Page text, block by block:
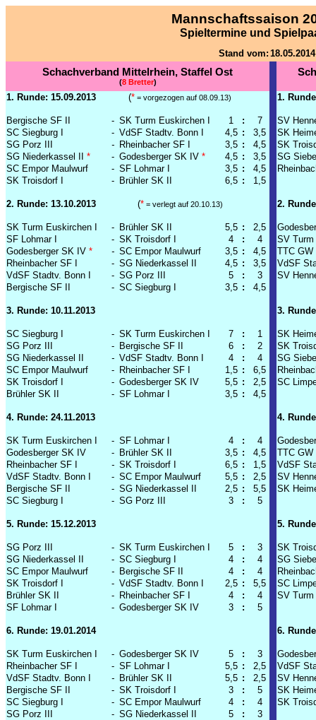
Mannschaftssaison
Spieltermine und
Stand vom: 18.05.2014
Schachverband Mittelrhein, Staffel Ost
(8 Bretter)
1. Runde: 15.09.2013 (* = vorgezogen auf 08.09.13) 1.
Bergische SF II - SK Turm Euskirchen I 1 : 7
SV
SC Siegburg I
- VdSF Stadtv. Bonn I 4,5 : 3,5
SK
SG Porz III
- Rheinbacher SF I 3,5 : 4,5
SK
SG Niederkassel II * - Godesberger SK IV * 4,5 : 3,5
SG
SC Empor Maulwurf
- SF Lohmar I 3,5 : 4,5
SK Troisdorf I
- Brühler SK II 6,5 : 1,5
2. Runde: 13.10.2013 (*= verlegt auf 20.10.13) 2.
SK Turm Euskirchen I - Brühler SK II 5,5 : 2,5
SF Lohmar I
- SK Troisdorf I 4 : 4
SV
Godesberger SK IV * - SC Empor Maulwurf 3,5 : 4,5
TTC
Rheinbacher SF I
- SG Niederkassel II 4,5 : 3,5
VdSF
VdSF Stadtv. Bonn I
- SG Porz III 5 : 3
SV
Bergische SF II
- SC Siegburg I 3,5 : 4,5
3. Runde: 10.11.2013 3.
SC Siegburg I - SK Turm Euskirchen I 7 : 1
SK
SG Porz III
- Bergische SF II 6 : 2
SK
SG Niederkassel II
- VdSF Stadtv. Bonn I 4 : 4
SG
SC Empor Maulwurf
- Rheinbacher SF I 1,5 : 6,5
SK Troisdorf I
- Godesberger SK IV 5,5 : 2,5
SC
Brühler SK II
- SF Lohmar I 3,5 : 4,5
4. Runde: 24.11.2013 4.
SK Turm Euskirchen I - SF Lohmar I 4 : 4
Godesberger SK IV
- Brühler SK II 3,5 : 4,5
TTC
Rheinbacher SF I
- SK Troisdorf I 6,5 : 1,5
VdSF
VdSF Stadtv. Bonn I
- SC Empor Maulwurf 5,5 : 2,5
SV
Bergische SF II
- SG Niederkassel II 2,5 : 5,5
SK
SC Siegburg I
- SG Porz III 3 : 5
5. Runde: 15.12.2013 5.
SG Porz III - SK Turm Euskirchen I 5 : 3
SK
SG Niederkassel II
- SC Siegburg I 4 : 4
SG
SC Empor Maulwurf
- Bergische SF II 4 : 4
SK Troisdorf I
- VdSF Stadtv. Bonn I 2,5 : 5,5
SC
Brühler SK II
- Rheinbacher SF I 4 : 4
SV
SF Lohmar I
- Godesberger SK IV 3 : 5
6. Runde: 19.01.2014 6.
SK Turm Euskirchen I - Godesberger SK IV 5 : 3
Rheinbacher SF I
- SF Lohmar I 5,5 : 2,5
VdSF
VdSF Stadtv. Bonn I
- Brühler SK II 5,5 : 2,5
SV
Bergische SF II
- SK Troisdorf I 3 : 5
SK
SC Siegburg I
- SC Empor Maulwurf 4 : 4
SK
SG Porz III
- SG Niederkassel II 5 : 3